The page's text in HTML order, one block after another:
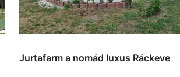
Jurtafarm a nomád luxus Ráckeve